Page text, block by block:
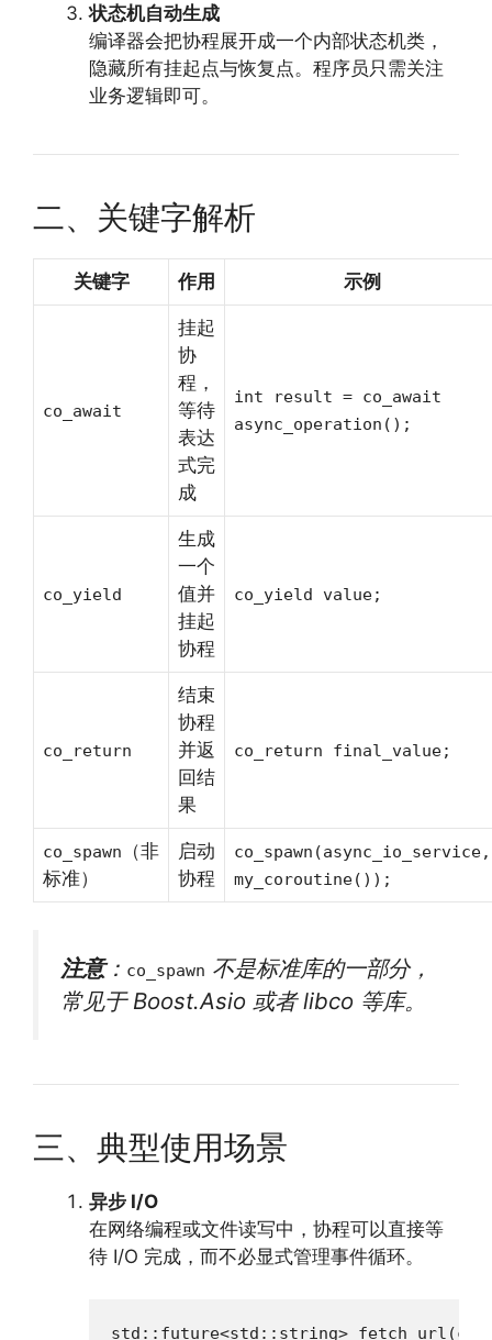
状态机自动生成
编译器会把协程展开成一个内部状态机类，
隐藏所有挂起点与恢复点。程序员只需关注
业务逻辑即可。
二、关键字解析
关键字 作用 示例
co_await
挂起
协
程，
等待
表达
式完
成
int result = co_await
async_operation();
co_yield
生成
一个
值并
挂起
协程
co_yield value;
co_return
结束
协程
并返
回结
果
co_return final_value;
co_spawn
（非
标准）
启动
协程
co_spawn(async_io_service,
my_coroutine());
注意： co_spawn 不是标准库的一部分，
常见于 Boost.Asio 或者 libco 等库。
三、典型使用场景
异步 I/O
在网络编程或文件读写中，协程可以直接等
待 I/O 完成，而不必显式管理事件循环。
std::future<std::string>